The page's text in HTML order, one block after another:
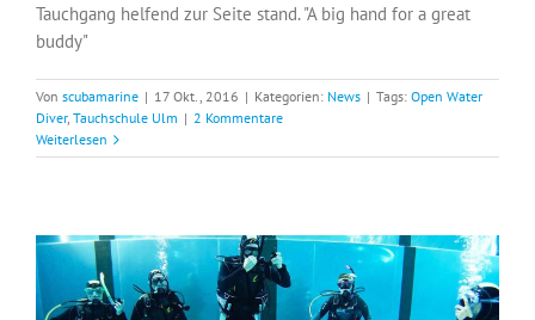
Tauchgang helfend zur Seite stand. "A big hand for a great
buddy"
Von scubamarine | 17 Okt., 2016 | Kategorien: News | Tags: Open Water
Diver, Tauchschule Ulm | 2 Kommentare
Weiterlesen